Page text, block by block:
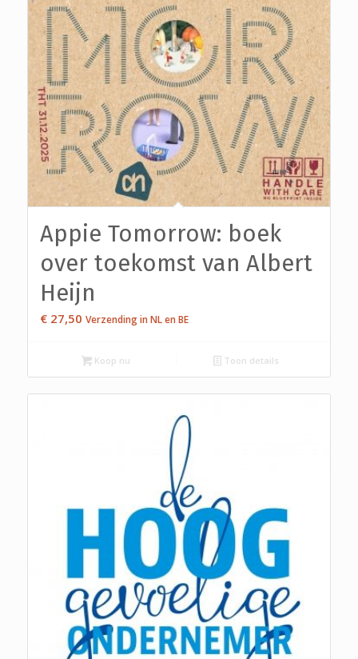
Appie Tomorrow: boek
over toekomst van Albert
Heijn
€27,50 Verzending in NL en BE
Koop nu Toon details